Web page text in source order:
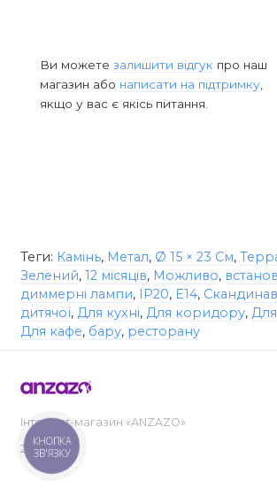
Ви можете залишити відгук про наш
магазин або написати на підтримку
якщо у вас є якісь питання.
Теги: Камінь, Метал, Ø 15 × 23 См,
Зелений, 12 місяців, Можливо,
диммерні лампи, IP20, E14,
дитячої, Для кухні, Для коридору,
Для кафе, бару, ресторану
Інтернет-магазин «ANZAZO»
2019-2026
КНОПКА
ЗВ'ЯЗКУ